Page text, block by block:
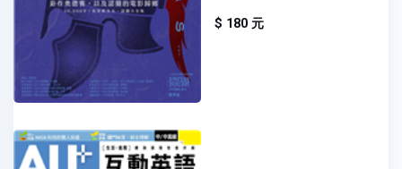
$ 180 元